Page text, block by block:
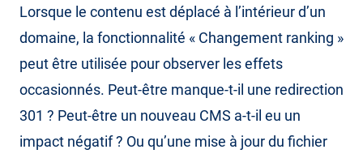
Lorsque le contenu est déplacé à l’intérieur d’un
domaine, la fonctionnalité « Changement ranking »
peut être utilisée pour observer les effets
occasionnés. Peut-être manque-t-il une redirection
301 ? Peut-être un nouveau CMS a-t-il eu un
impact négatif ? Ou qu’une mise à jour du fichier